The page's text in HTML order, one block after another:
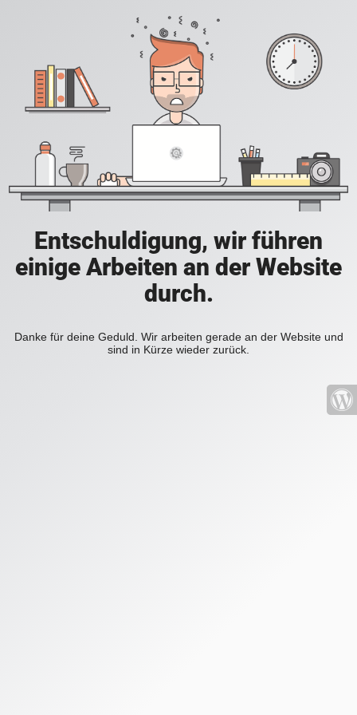
Entschuldigung, wir führen
einige Arbeiten an der Website
durch.
Danke für deine Geduld. Wir arbeiten gerade an der Website und
sind in Kürze wieder zurück.